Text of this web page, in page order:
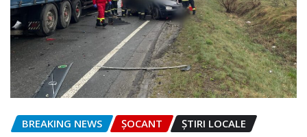
BREAKING NEWS ȘOCANT ȘTIRI LOCALE